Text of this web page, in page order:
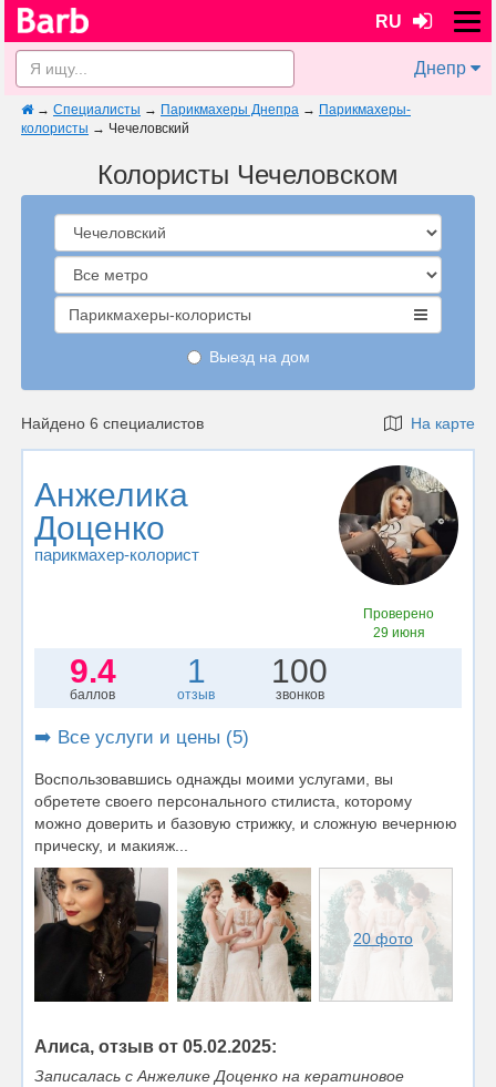
RU
Днепр
→ Специалисты → Парикмахеры Днепра → Парикмахеры-
колористы → Чечеловский
Колористы Чечеловском
Парикмахеры-колористы
Выезд на дом
Найдено 6 специалистов На карте
Анжелика
Доценко
парикмахер-колорист
Проверено
29 июня
9.4
баллов
1
отзыв
100
звонков
➡️ Все услуги и цены (5)
Воспользовавшись однажды моими услугами, вы
обретете своего персонального стилиста, которому
можно доверить и базовую стрижку, и сложную вечернюю
прическу, и макияж...
20 фото
Алиса, отзыв от 05.02.2025:
Записалась с Анжелике Доценко на кератиновое